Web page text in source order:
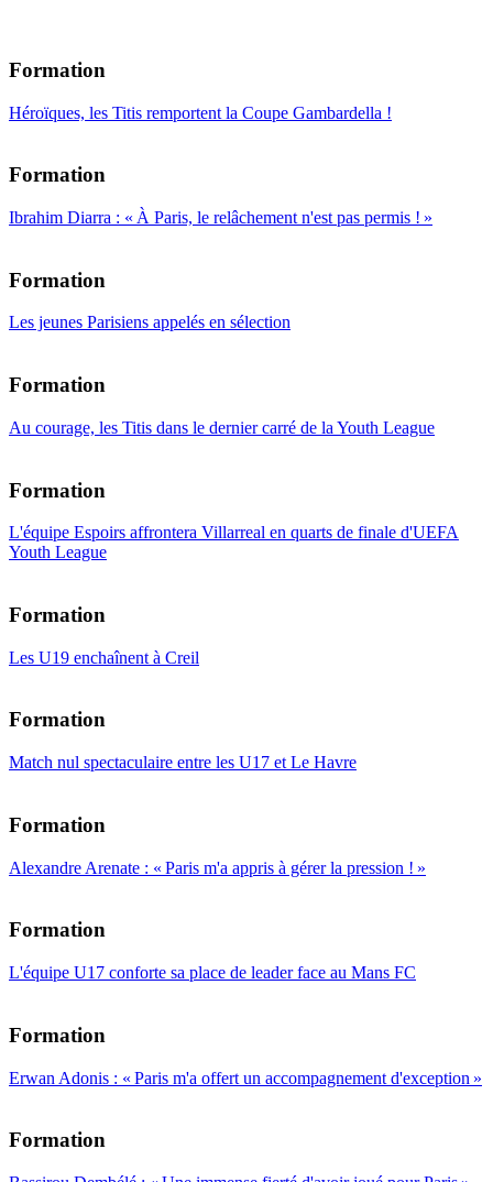
Formation
Héroïques, les Titis remportent la Coupe Gambardella !
Formation
Ibrahim Diarra : « À Paris, le relâchement n'est pas permis ! »
Formation
Les jeunes Parisiens appelés en sélection
Formation
Au courage, les Titis dans le dernier carré de la Youth League
Formation
L'équipe Espoirs affrontera Villarreal en quarts de finale d'UEFA
Youth League
Formation
Les U19 enchaînent à Creil
Formation
Match nul spectaculaire entre les U17 et Le Havre
Formation
Alexandre Arenate : « Paris m'a appris à gérer la pression ! »
Formation
L'équipe U17 conforte sa place de leader face au Mans FC
Formation
Erwan Adonis : « Paris m'a offert un accompagnement d'exception »
Formation